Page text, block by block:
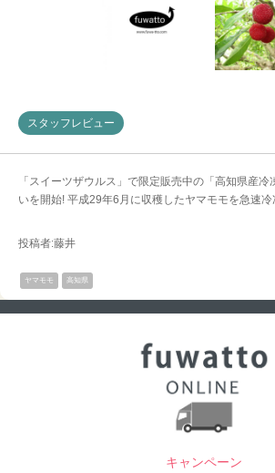
スタッフレビュー
「スイーツザウルス」で限定販売中の「高知県産
いを開始! 平成29年6月に収穫したヤマモモを急速冷
投稿者:藤井
ヤマモモ 高知県
キャンペーン